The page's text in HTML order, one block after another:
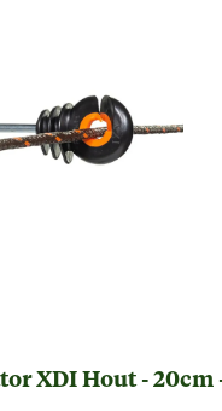
XDI Hout - 20cm